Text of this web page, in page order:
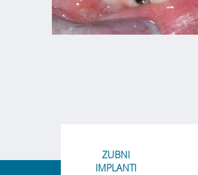
ZUBNI
IMPLANTI